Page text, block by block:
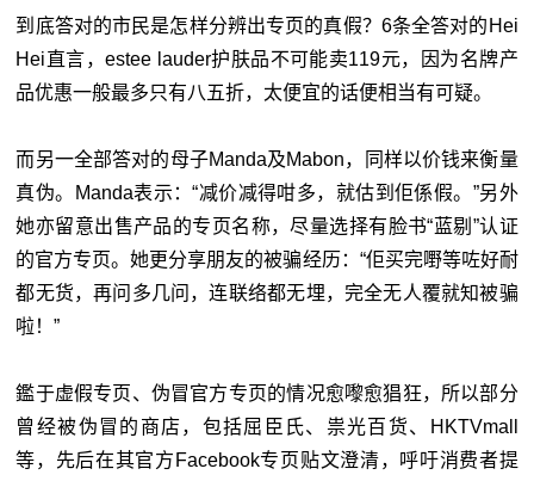
到底答对的市民是怎样分辨出专页的真假？6条全答对的Hei
Hei直言，estee lauder护肤品不可能卖119元，因为名牌产
品优惠一般最多只有八五折，太便宜的话便相当有可疑。
而另一全部答对的母子Manda及Mabon，同样以价钱来衡量
真伪。Manda表示：“减价减得咁多，就估到佢係假。”另外
她亦留意出售产品的专页名称，尽量选择有脸书“蓝剔”认证
的官方专页。她更分享朋友的被骗经历：“佢买完嘢等咗好耐
都无货，再问多几问，连联络都无埋，完全无人覆就知被骗
啦！”
鑑于虚假专页、伪冒官方专页的情况愈嚟愈猖狂，所以部分
曾经被伪冒的商店，包括屈臣氏、祟光百货、HKTVmall
等，先后在其官方Facebook专页贴文澄清，呼吁消费者提